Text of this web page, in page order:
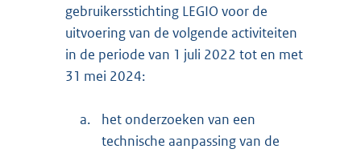
gebruikersstichting LEGIO voor de
uitvoering van de volgende activiteiten
in de periode van 1 juli 2022 tot en met
31 mei 2024:
a.
het onderzoeken van een
technische aanpassing van de